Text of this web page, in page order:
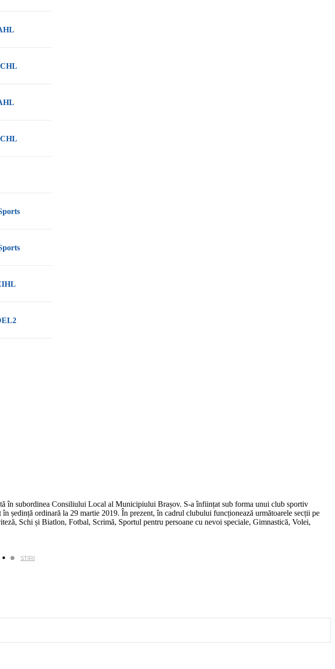
în subordinea Consiliului Local al Municipiului Brașov. S-a înființat sub forma unui club sportiv
ordinară la 29 martie 2019. În prezent, în cadrul clubului funcționează următoarele secții pe
Schi și Biatlon, Fotbal, Scrimă, Sportul pentru persoane cu nevoi speciale, Gimnastică, Volei,
STIRI